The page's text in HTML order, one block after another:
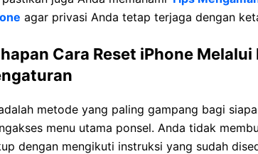
agar privasi Anda tetap terjaga dengan
Cara Reset iPhone Melalui
metode yang paling gampang bagi
menu utama ponsel. Anda tidak
dengan mengikuti instruksi yang sudah